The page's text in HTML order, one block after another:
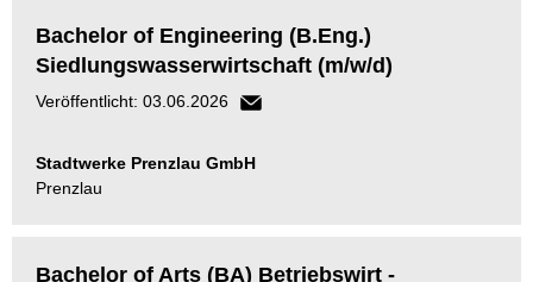
Bachelor of Engineering (B.Eng.)
Siedlungswasserwirtschaft (m/w/d)
Veröffentlicht: 03.06.2026
Stadtwerke Prenzlau GmbH
Prenzlau
Bachelor of Arts (BA) Betriebswirt -